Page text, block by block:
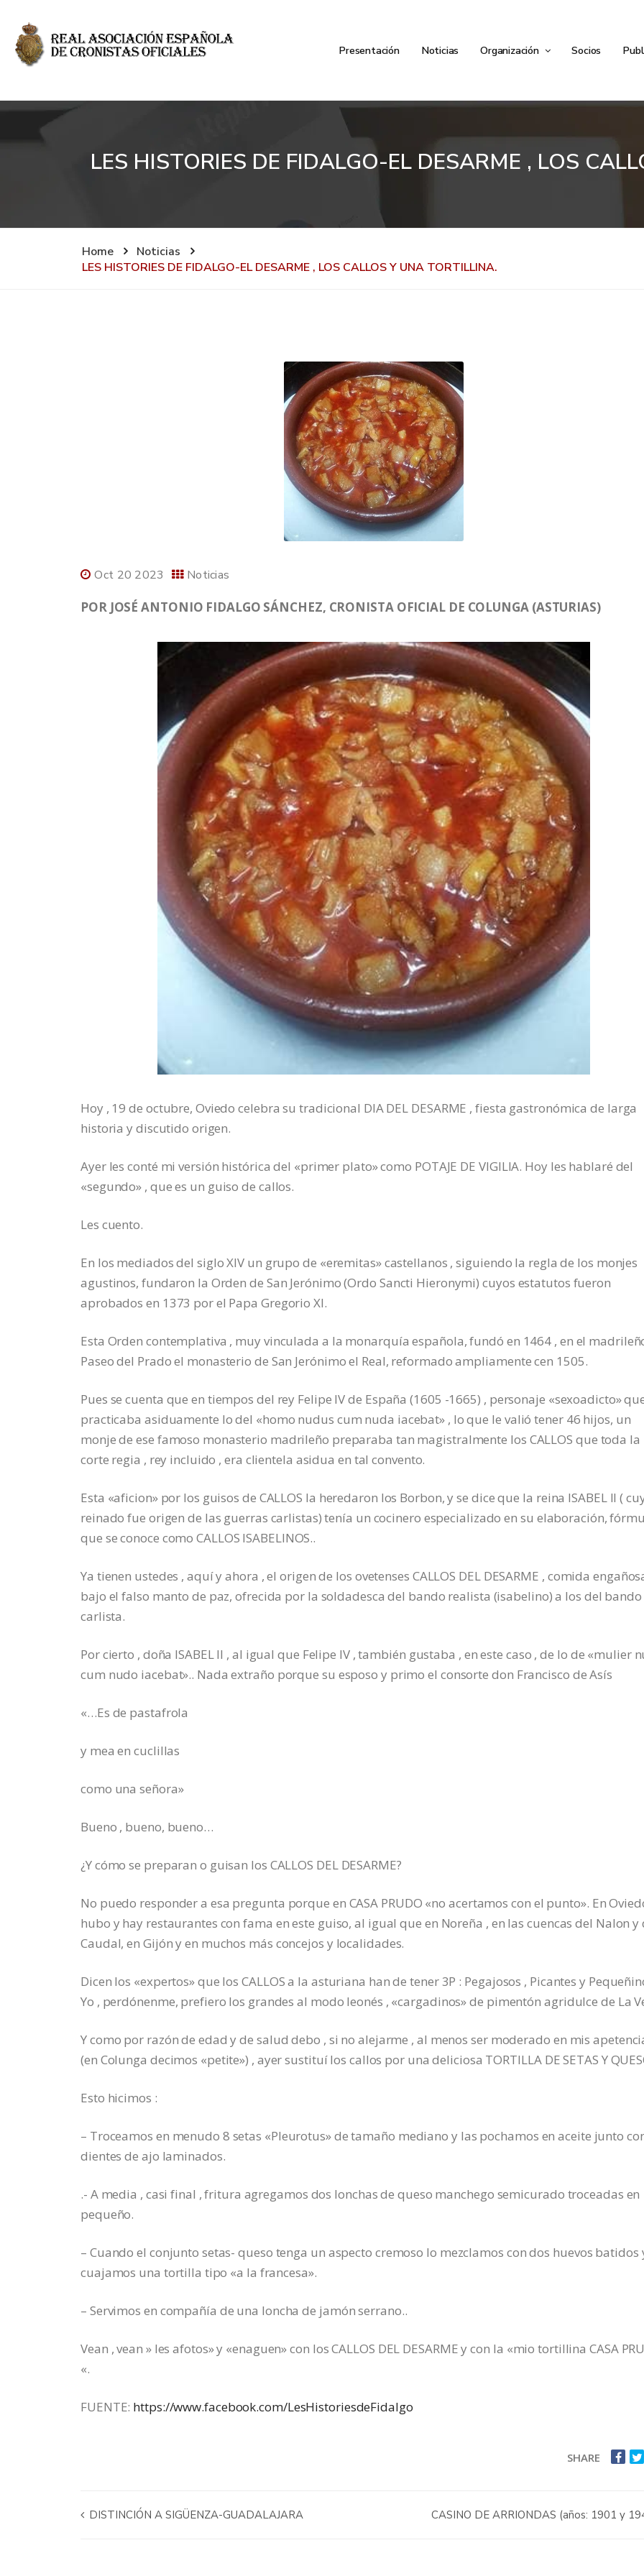
Presentación Noticias Organización Socios
LES HISTORIES DE FIDALGO-EL DESARME , LOS
Home
Noticias
LES HISTORIES DE FIDALGO-EL DESARME , LOS CALLOS Y UNA TORTILLINA.
Oct 20 2023 Noticias
POR JOSÉ ANTONIO FIDALGO SÁNCHEZ, CRONISTA OFICIAL DE COLUNGA (ASTURIAS)
Hoy , 19 de octubre, Oviedo celebra su tradicional DIA DEL DESARME , fiesta gastronómica de larga
historia y discutido origen.
Ayer les conté mi versión histórica del «primer plato» como POTAJE DE VIGILIA. Hoy les hablaré del
«segundo» , que es un guiso de callos.
Les cuento.
En los mediados del siglo XIV un grupo de «eremitas» castellanos , siguiendo la regla de los monjes
agustinos, fundaron la Orden de San Jerónimo (Ordo Sancti Hieronymi) cuyos estatutos fueron
aprobados en 1373 por el Papa Gregorio XI.
Esta Orden contemplativa , muy vinculada a la monarquía española, fundó en 1464 , en el
Paseo del Prado el monasterio de San Jerónimo el Real, reformado ampliamente cen 1505.
Pues se cuenta que en tiempos del rey Felipe IV de España (1605 -1665) , personaje «sexoadicto»
practicaba asiduamente lo del «homo nudus cum nuda iacebat» , lo que le valió tener 46 hijos, un
monje de ese famoso monasterio madrileño preparaba tan magistralmente los CALLOS que toda la
corte regia , rey incluido , era clientela asidua en tal convento.
Esta «aficion» por los guisos de CALLOS la heredaron los Borbon, y se dice que la reina ISABEL II (
reinado fue origen de las guerras carlistas) tenía un cocinero especializado en su elaboración,
que se conoce como CALLOS ISABELINOS..
Ya tienen ustedes , aquí y ahora , el origen de los ovetenses CALLOS DEL DESARME , comida
bajo el falso manto de paz, ofrecida por la soldadesca del bando realista (isabelino) a los del bando
carlista.
Por cierto , doña ISABEL II , al igual que Felipe IV , también gustaba , en este caso , de lo de «mulier
cum nudo iacebat».. Nada extraño porque su esposo y primo el consorte don Francisco de Asís
«…Es de pastafrola
y mea en cuclillas
como una señora»
Bueno , bueno, bueno…
¿Y cómo se preparan o guisan los CALLOS DEL DESARME?
No puedo responder a esa pregunta porque en CASA PRUDO «no acertamos con el punto». En
hubo y hay restaurantes con fama en este guiso, al igual que en Noreña , en las cuencas del Nalon y
Caudal, en Gijón y en muchos más concejos y localidades.
Dicen los «expertos» que los CALLOS a la asturiana han de tener 3P : Pegajosos , Picantes y
Yo , perdónenme, prefiero los grandes al modo leonés , «cargadinos» de pimentón agridulce de La
Y como por razón de edad y de salud debo , si no alejarme , al menos ser moderado en mis
(en Colunga decimos «petite») , ayer sustituí los callos por una deliciosa TORTILLA DE SETAS Y
Esto hicimos :
– Troceamos en menudo 8 setas «Pleurotus» de tamaño mediano y las pochamos en aceite junto
dientes de ajo laminados.
.- A media , casi final , fritura agregamos dos lonchas de queso manchego semicurado troceadas en
pequeño.
– Cuando el conjunto setas- queso tenga un aspecto cremoso lo mezclamos con dos huevos batidos
cuajamos una tortilla tipo «a la francesa».
– Servimos en compañía de una loncha de jamón serrano..
Vean , vean » les afotos» y «enaguen» con los CALLOS DEL DESARME y con la «mio tortillina CASA
«.
FUENTE: https://www.facebook.com/LesHistoriesdeFidalgo
SHARE
DISTINCIÓN A SIGÜENZA-GUADALAJARA CASINO DE ARRIONDAS (años: 1901 y